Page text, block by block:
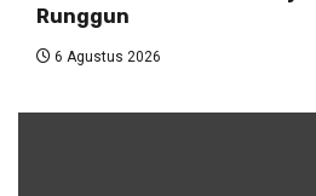
Runggun
6 Agustus 2026